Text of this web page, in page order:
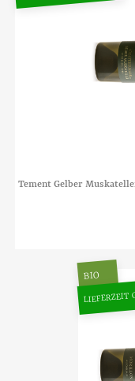
Tement Gelber
BIO
LIEFERZEIT